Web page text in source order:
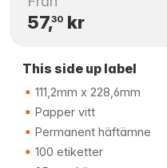
57,30kr
This side up label
111,2mm x 228,6mm
Papper vitt
Permanent häftämne
100 etiketter